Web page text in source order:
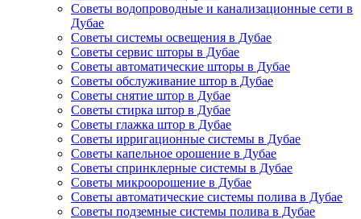
Советы водопроводные и канализационные сети в
Дубае
Советы системы освещения в Дубае
Советы сервис шторы в Дубае
Советы автоматические шторы в Дубае
Советы обслуживание штор в Дубае
Советы снятие штор в Дубае
Советы стирка штор в Дубае
Советы глажка штор в Дубае
Советы ирригационные системы в Дубае
Советы капельное орошение в Дубае
Советы спринклерные системы в Дубае
Советы микроорошение в Дубае
Советы автоматические системы полива в Дубае
Советы подземные системы полива в Дубае